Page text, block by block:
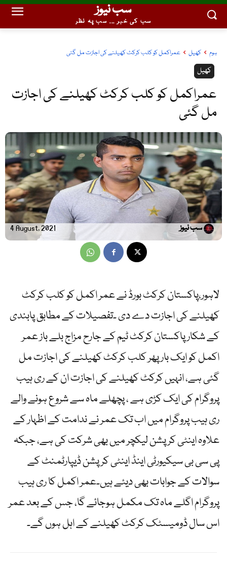
سب نیوز
سب کی خبر ... سب پہ نظر
ہوم کھیل عمراکمل کو کلب کرکٹ کھیلنے کی اجازت مل گئی
کھیل
عمراکمل کو کلب کرکٹ کھیلنے کی اجازت
مل گئی
4 August, 2021 سب نیوز
لاہور،پاکستان کرکٹ بورڈ نے عمر اکمل کو کلب کرکٹ
کھیلنے کی اجازت دے دی ۔تفصیلات کے مطابق پابندی
کے شکار پاکستان کرکٹ ٹیم کے جارح مزاج بلے باز عمر
اکمل کو ایک بار پھر کلب کرکٹ کھیلنے کی اجازت مل
گئی ہے، انہیں کرکٹ کھیلنے کی اجازت ان کے ری ہیب
پروگرام کی ایک کڑی ہے ، پچھلے ماہ سے شروع ہونے والے
ری ہیب پروگرام میں اب تک عمر نے ندامت کے اظہار کے
علاوہ اینٹی کرپشن لیکچر میں بھی شرکت کی ہے، جبکہ
پی سی بی سیکیورٹی اینڈ اینٹی کرپشن ڈیپارٹمنٹ کے
سوالات کے جوابات بھی دیئے ہیں۔عمر اکمل کا ری ہیب
پروگرام اگلے ماہ تک مکمل ہوجائے گا، جس کے بعد عمر
اس سال ڈومیسٹک کرکٹ کھیلنے کے اہل ہوں گے۔